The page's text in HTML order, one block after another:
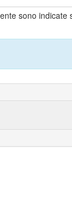
sono indicate